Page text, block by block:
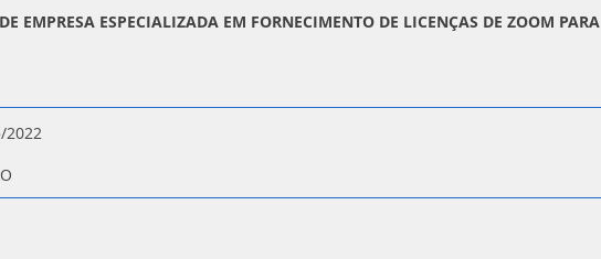
EMPRESA ESPECIALIZADA EM FORNECIMENTO DE LICENÇAS DE ZOOM PARA
2022